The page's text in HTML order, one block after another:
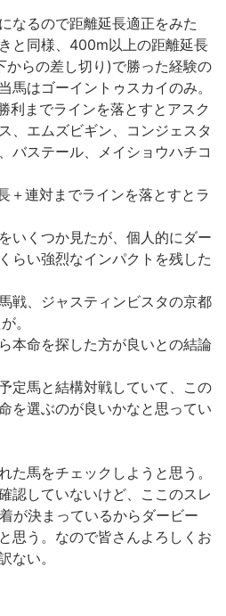
なるので距離延長適正をみた
と同様、400m以上の距離延長
らの差し切り)で勝った経験の
馬はゴーイントゥスカイのみ。
利までラインを落とすとアスク
、エムズビギン、コンジェスタ
バステール、メイショウハチコ
＋連対までラインを落とすとラ
いくつか見たが、個人的にダー
らい強烈なインパクトを残した
戦、ジャスティンビスタの京都
。
本命を探した方が良いとの結論
定馬と結構対戦していて、この
を選ぶのが良いかなと思ってい
た馬をチェックしようと思う。
認していないけど、ここのスレ
が決まっているからダービー
思う。なので皆さんよろしくお
ない。